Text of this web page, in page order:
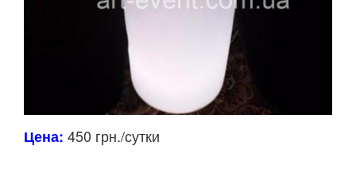
Цена: 450 грн./сутки